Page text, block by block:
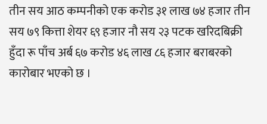
तीन सय आठ कम्पनीको एक करोड ३१ लाख ७४ हजार तीन
सय ७९ कित्ता शेयर ६९ हजार नौ सय २३ पटक खरिदबिक्री
हुँदा रू पाँच अर्ब ६७ करोड ४६ लाख ८६ हजार बराबरको
कारोबार भएको छ ।